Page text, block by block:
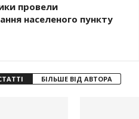
провели
населеного пункту
БІЛЬШЕ ВІД АВТОРА